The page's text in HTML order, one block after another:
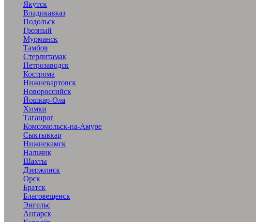
Якутск
Владикавказ
Подольск
Грозный
Мурманск
Тамбов
Стерлитамак
Петрозаводск
Кострома
Нижневартовск
Новороссийск
Йошкар-Ола
Химки
Таганрог
Комсомольск-на-Амуре
Сыктывкар
Нижнекамск
Нальчик
Шахты
Дзержинск
Орск
Братск
Благовещенск
Энгельс
Ангарск